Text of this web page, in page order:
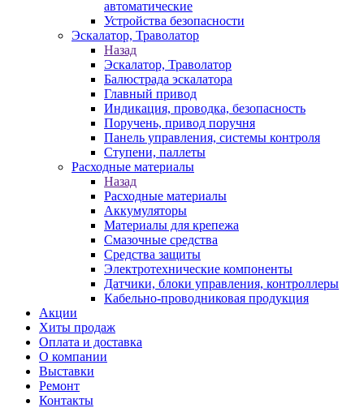
автоматические
Устройства безопасности
Эскалатор, Траволатор
Назад
Эскалатор, Траволатор
Балюстрада эскалатора
Главный привод
Индикация, проводка, безопасность
Поручень, привод поручня
Панель управления, системы контроля
Ступени, паллеты
Расходные материалы
Назад
Расходные материалы
Аккумуляторы
Материалы для крепежа
Смазочные средства
Средства защиты
Электротехнические компоненты
Датчики, блоки управления, контроллеры
Кабельно-проводниковая продукция
Акции
Хиты продаж
Оплата и доставка
О компании
Выставки
Ремонт
Контакты